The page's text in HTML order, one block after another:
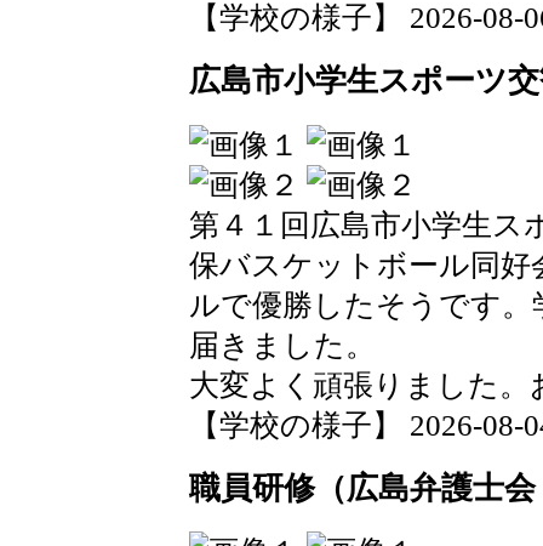
【学校の様子】 2026-08-
広島市小学生スポーツ
第４１回広島市小学生ス
保バスケットボール同
ルで優勝したそうです
届きました。
大変よく頑張りました。
【学校の様子】 2026-08-
職員研修（広島弁護士